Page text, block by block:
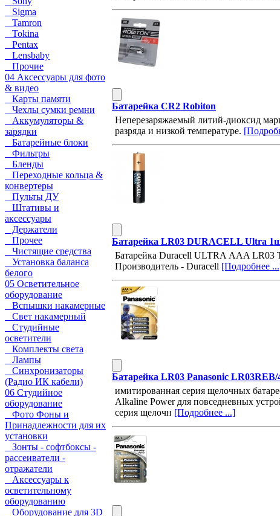
Sigma
Tamron
Tokina
Pentax
Lensbaby
Прочие
04 Аксессуары для фото
& видео
Карты памяти
Чехлы сумки ремни
Аккумуляторы &
зарядки
Батарейные блоки
Фильтры
Бленды
Переходные кольца &
конвертеры
Пульты ДУ
Штативы и
аксессуары
Держатели
Прочее
Чистящие средства
Установка баланса
белого
05 Осветительное
оборудование
Вспышки накамерные
Свет накамерный
Студийные
осветители
Комплекты света
Лампы
Синхронизаторы
(Радио ИК кабели)
06 Студийное
оборудование
Фото Фоны и
Принадлежности для их
установки
Зонты - софтбоксы -
рассеиватели -
отражатели
Аксессуары к
осветительному
оборудованию
Оборудование для 3D
Батарейка CR2 Robiton
Неперезаряжаемый литий-диоксид
разряда и низкой температуре.
Батарейка LR03 DURACELL Ultra
Батарейка Duracell ULTRA ААA LR03
Производитель - Duracell [Подробнее
Батарейка LR03 Panasonic
имитированная серия щелочных
Alkaline Power для повседневных
серия щелочн [Подробнее ...]